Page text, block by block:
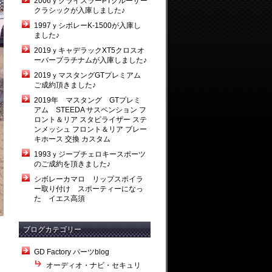
クラシックが入庫しました♪
1997ｙシボレーK-1500が入庫し
ました♪
2019ｙキャデラックXT5クロスオ
ーバープラチナムが入庫しました♪
2019ｙマスタングGTプレミアム
ご成約頂きました♪
2019年 マスタング GTプレミ
アム STEEDA サスペンション フ
ロント＆リア スタビライザー ステ
ンメッシュ フロント＆リア ブレー
キホース 交換 カスタム
1993ｙジープチェロキースポーツ
のご成約を頂きました♪
シボレーカマロ リップスポイラ
ー取り付け スポーティーになっ
た イエス高須
ブログカテゴリー
GD Factory パーツblog
オーディオ・ナビ・セキュリ